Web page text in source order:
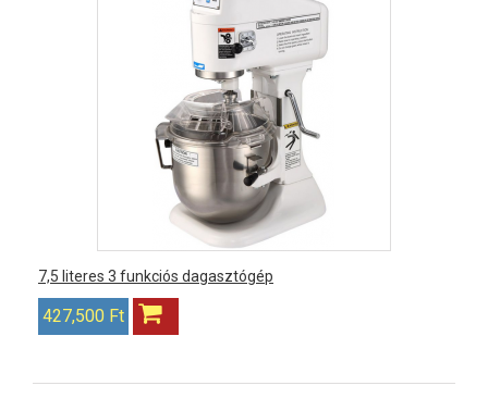
7,5 literes 3 funkciós dagasztógép
427,500 Ft